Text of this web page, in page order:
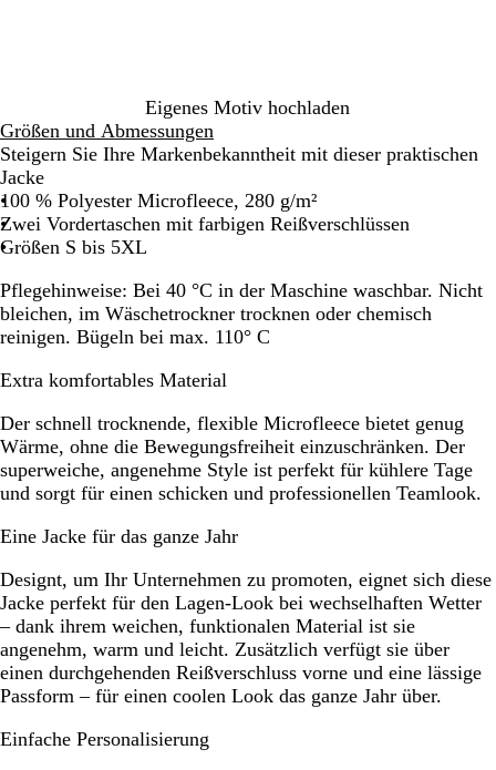
Eigenes Motiv hochladen
Größen und Abmessungen
Steigern Sie Ihre Markenbekanntheit mit dieser praktischen
Jacke
100 % Polyester Microfleece, 280 g/m²
Zwei Vordertaschen mit farbigen Reißverschlüssen
Größen S bis 5XL
Pflegehinweise: Bei 40 °C in der Maschine waschbar. Nicht
bleichen, im Wäschetrockner trocknen oder chemisch
reinigen. Bügeln bei max. 110° C
Extra komfortables Material
Der schnell trocknende, flexible Microfleece bietet genug
Wärme, ohne die Bewegungsfreiheit einzuschränken. Der
superweiche, angenehme Style ist perfekt für kühlere Tage
und sorgt für einen schicken und professionellen Teamlook.
Eine Jacke für das ganze Jahr
Designt, um Ihr Unternehmen zu promoten, eignet sich diese
Jacke perfekt für den Lagen-Look bei wechselhaften Wetter
– dank ihrem weichen, funktionalen Material ist sie
angenehm, warm und leicht. Zusätzlich verfügt sie über
einen durchgehenden Reißverschluss vorne und eine lässige
Passform – für einen coolen Look das ganze Jahr über.
Einfache Personalisierung